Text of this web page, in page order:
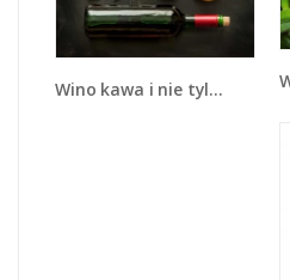
Wino kawa i nie tylko - JN583